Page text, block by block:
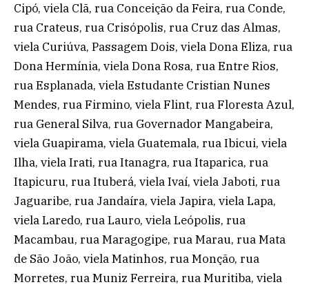
Cipó, viela Clã, rua Conceição da Feira, rua Conde,
rua Crateus, rua Crisópolis, rua Cruz das Almas,
viela Curiúva, Passagem Dois, viela Dona Eliza, rua
Dona Hermínia, viela Dona Rosa, rua Entre Rios,
rua Esplanada, viela Estudante Cristian Nunes
Mendes, rua Firmino, viela Flint, rua Floresta Azul,
rua General Silva, rua Governador Mangabeira,
viela Guapirama, viela Guatemala, rua Ibicui, viela
Ilha, viela Irati, rua Itanagra, rua Itaparica, rua
Itapicuru, rua Ituberá, viela Ivaí, viela Jaboti, rua
Jaguaribe, rua Jandaíra, viela Japira, viela Lapa,
viela Laredo, rua Lauro, viela Leópolis, rua
Macambau, rua Maragogipe, rua Marau, rua Mata
de São João, viela Matinhos, rua Monção, rua
Morretes, rua Muniz Ferreira, rua Muritiba, viela